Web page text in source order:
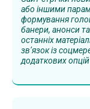
або іншими
формування
банери, анонси
останніх
зв’язок із
додаткових